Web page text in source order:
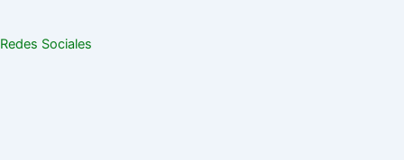
Redes Sociales